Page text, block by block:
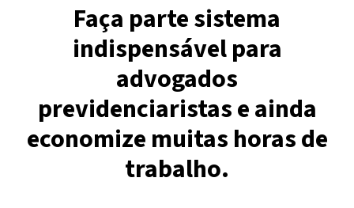
Faça parte sistema
indispensável para
advogados
previdenciaristas e ainda
economize muitas horas de
trabalho.